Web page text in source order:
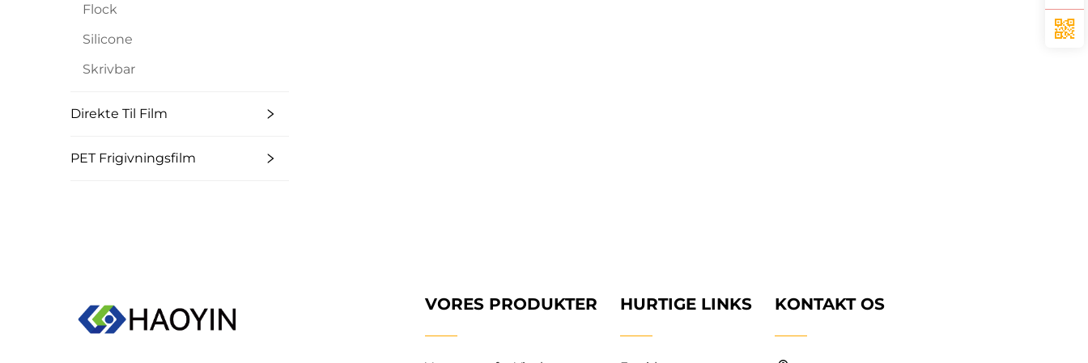
Flock
Silicone
Skrivbar
Direkte Til Film
PET Frigivningsfilm
VORES PRODUKTER HURTIGE LINKS KONTAKT OS